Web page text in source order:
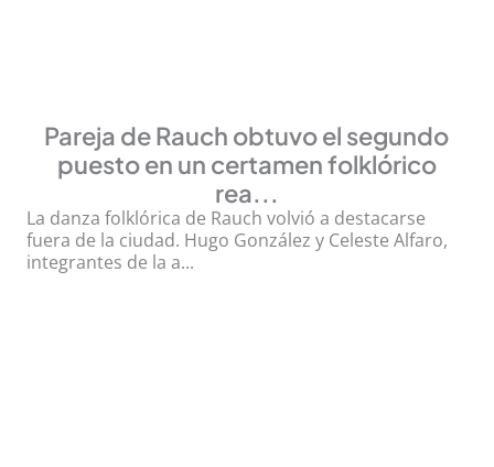
Pareja de Rauch obtuvo el segundo
puesto en un certamen folklórico
rea...
La danza folklórica de Rauch volvió a destacarse
fuera de la ciudad. Hugo González y Celeste Alfaro,
integrantes de la a...